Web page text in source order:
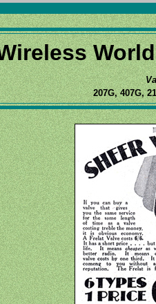
207G, 407G,